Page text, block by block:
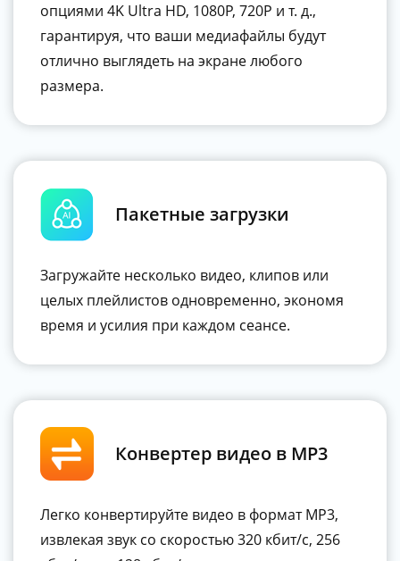
опциями 4K Ultra HD, 1080P, 720P и т. д.,
гарантируя, что ваши медиафайлы будут
отлично выглядеть на экране любого
размера.
Пакетные загрузки
Загружайте несколько видео, клипов или
целых плейлистов одновременно, экономя
время и усилия при каждом сеансе.
Конвертер видео в MP3
Легко конвертируйте видео в формат MP3,
извлекая звук со скоростью 320 кбит/с, 256